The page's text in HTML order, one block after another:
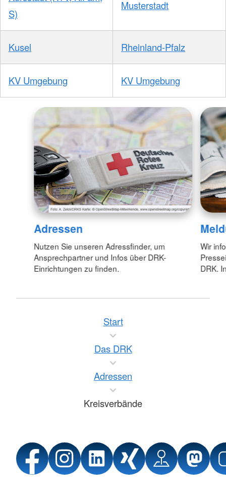
S)
Musterstadt
Kusel Rheinland-Pfalz
KV Umgebung KV Umgebung
Adressen
Nutzen Sie unseren Adressfinder, um
Ansprechpartner und Infos über DRK-
Einrichtungen zu finden.
Wir
DRK.
Start
Das DRK
Adressen
Kreisverbände